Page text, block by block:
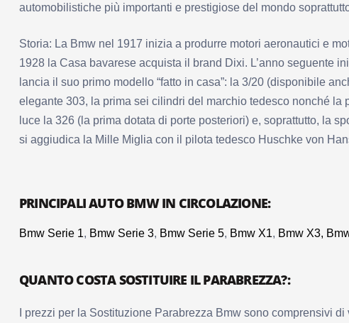
automobilistiche più importanti e prestigiose del mondo
Storia: La Bmw nel 1917 inizia a produrre motori aeronautici e
1928 la Casa bavarese acquista il brand Dixi. L’anno seguente
lancia il suo primo modello “fatto in casa”: la 3/20 (disponibile
elegante 303, la prima sei cilindri del marchio tedesco nonché la
luce la 326 (la prima dotata di porte posteriori) e, soprattutto, la
si aggiudica la Mille Miglia con il pilota tedesco Huschke von
PRINCIPALI AUTO BMW IN CIRCOLAZIONE:
Bmw Serie 1, Bmw Serie 3, Bmw Serie 5, Bmw X1, Bmw X3,
QUANTO COSTA SOSTITUIRE IL PARABREZZA?:
I prezzi per la Sostituzione Parabrezza Bmw sono comprensivi